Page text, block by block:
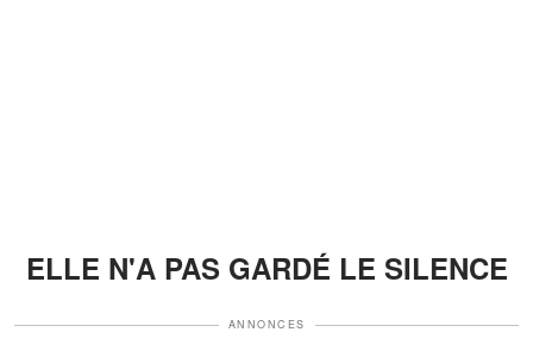
ELLE N'A PAS GARDÉ LE SILENCE
ANNONCES